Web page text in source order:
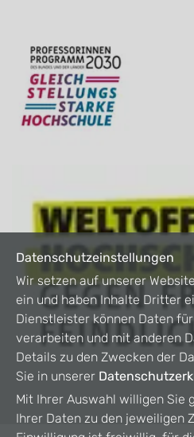
Datenschutzeinstellungen
Wir setzen auf unserer
ein und haben Inhalte Dritter
Dienstleister können Daten
verarbeiten und mit anderen
Details zu den Zwecken der
Sie in unserer
Mit Ihrer Auswahl willigen Sie
Ihrer Daten zu den jeweiligen